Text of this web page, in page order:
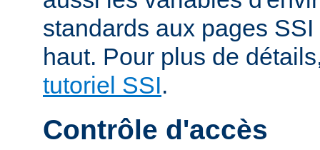
standards aux pages
haut. Pour plus de
tutoriel SSI.
Contrôle d'accès